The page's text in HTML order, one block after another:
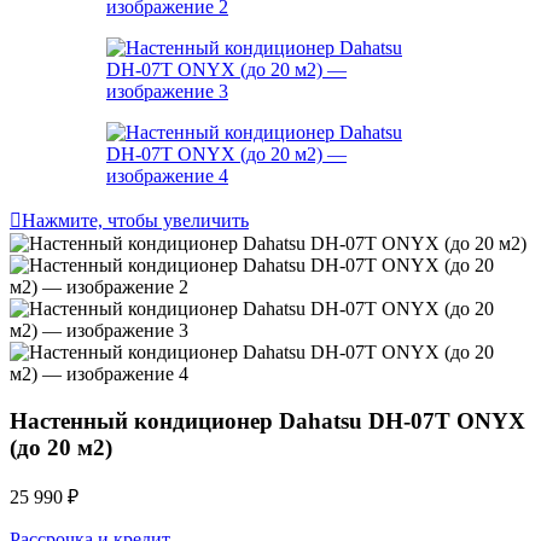
Нажмите, чтобы увеличить
Настенный кондиционер Dahatsu DH-07T ONYX
(до 20 м2)
25 990 ₽